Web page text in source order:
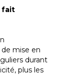
fait
mise en
durant
plus les